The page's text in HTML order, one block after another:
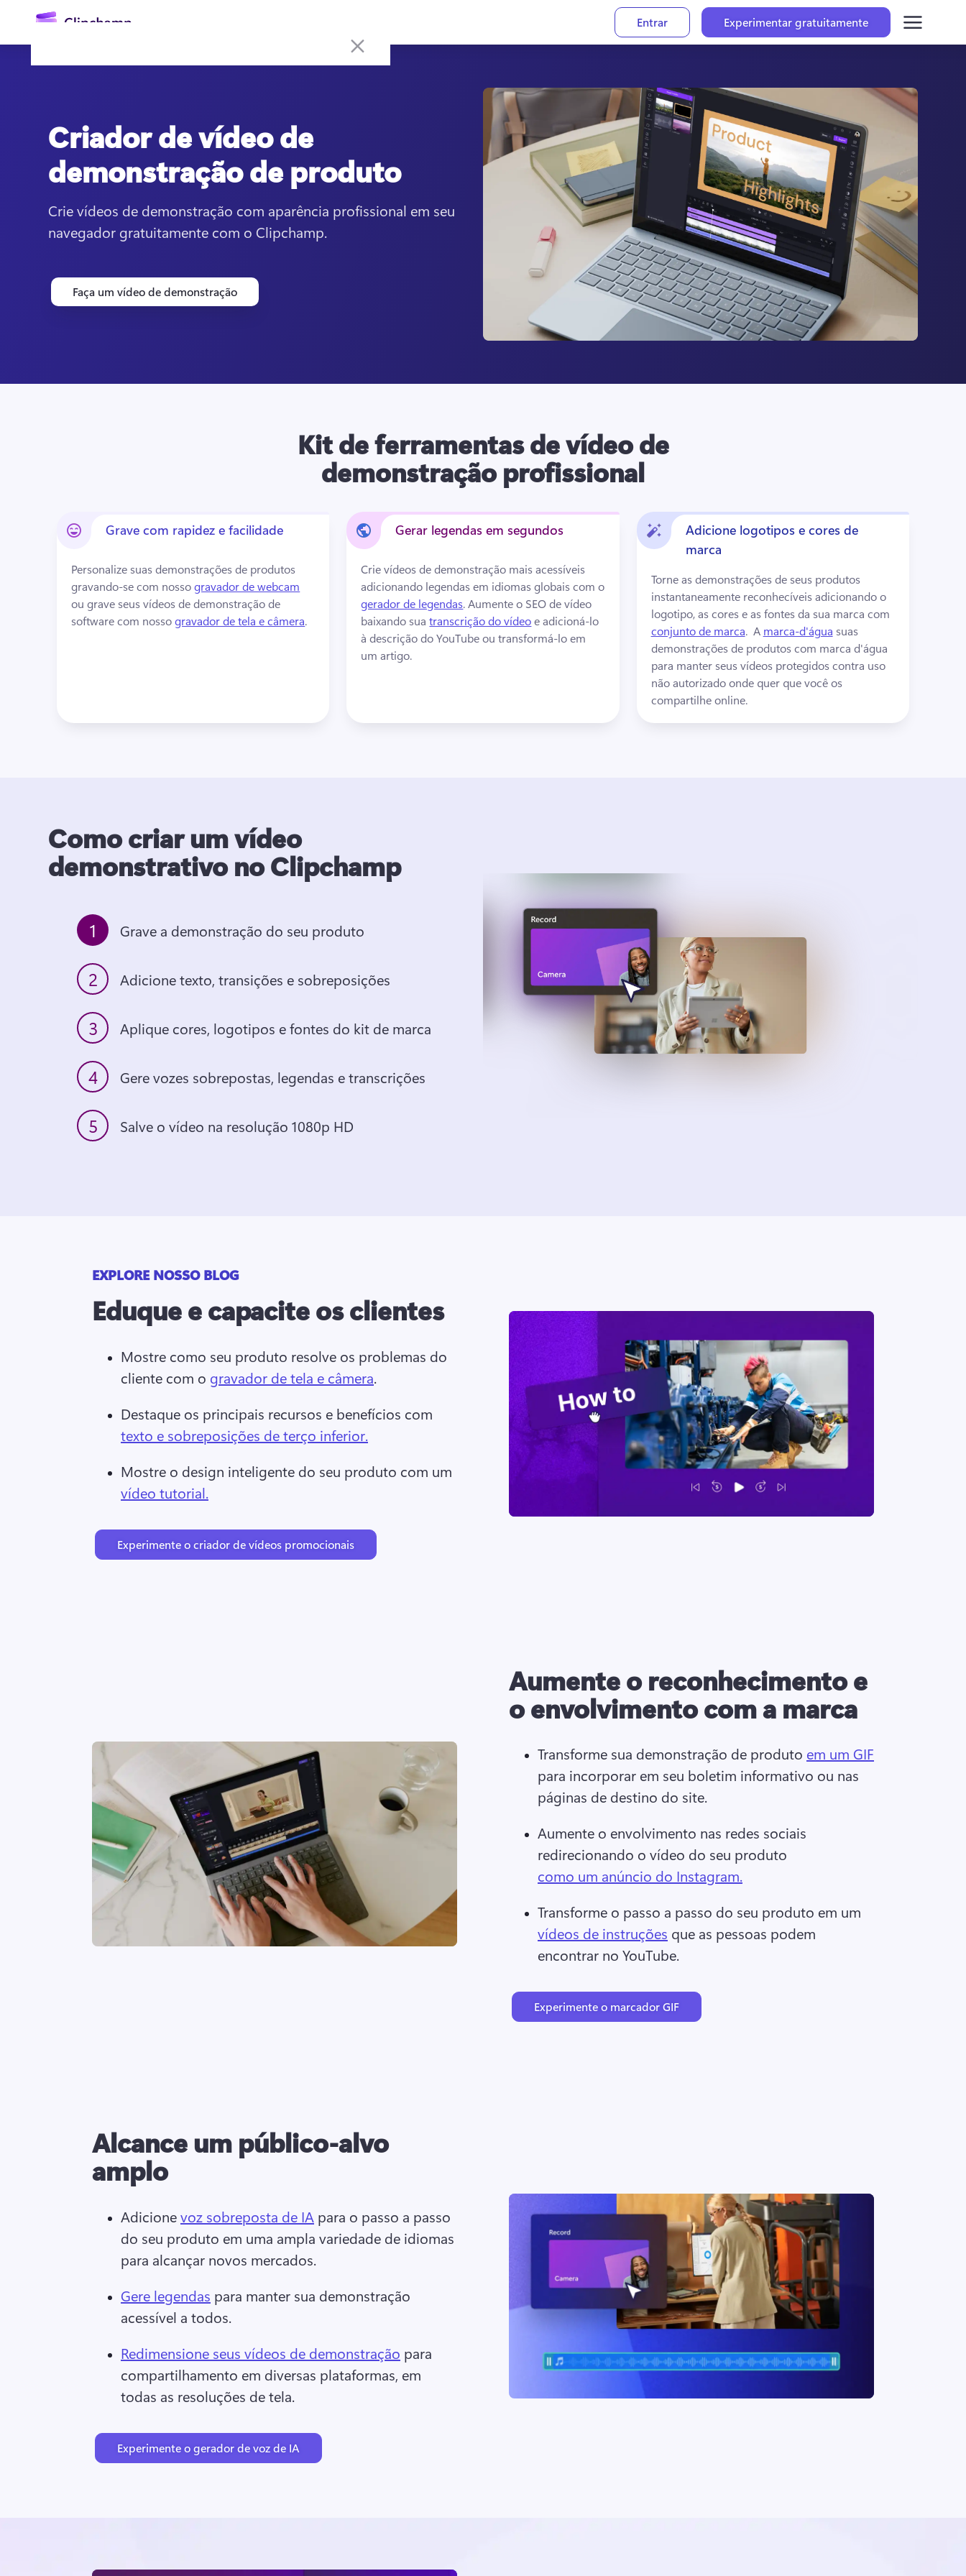
conteúdo
Entrar Experimentar gratuitamente
Entrar
Experimentar gratuitamente
Criador de vídeo de
demonstração de produto
Crie vídeos de demonstração com aparência profissional em seu
navegador gratuitamente com o Clipchamp.
Faça um vídeo de demonstração
Kit de ferramentas de vídeo de
demonstração profissional
Grave com rapidez e facilidade
Personalize suas demonstrações de produtos
gravando-se com nosso gravador de webcam
ou grave seus vídeos de demonstração de
software com nosso gravador de tela e câmera.
Gerar legendas em segundos
Crie vídeos de demonstração mais acessíveis
gerador de legendas. Aumente o SEO de vídeo
baixando sua transcrição do vídeo e adicioná-lo
à descrição do YouTube ou transformá-lo em
um artigo.
Adicione logotipos e cores de
marca
Torne as demonstrações de seus produtos
instantaneamente reconhecíveis adicionando o
logotipo, as cores e as fontes da sua marca com
conjunto de marca. A marca-d'água suas
demonstrações de produtos com marca d'água
para manter seus vídeos protegidos contra uso
não autorizado onde quer que você os
compartilhe online.
Como criar um vídeo
demonstrativo no Clipchamp
1 Grave a demonstração do seu produto
2
3
4
5
EXPLORE NOSSO BLOG
Eduque e capacite os clientes
Mostre como seu produto resolve os problemas do
cliente com o gravador de tela e câmera.
Destaque os principais recursos e benefícios com
texto e sobreposições de terço inferior.
Mostre o design inteligente do seu produto com um
vídeo tutorial.
Experimente o criador de vídeos promocionais
Aumente o reconhecimento e
o envolvimento com a marca
Transforme sua demonstração de produto em um GIF
para incorporar em seu boletim informativo ou nas
páginas de destino do site.
Aumente o envolvimento nas redes sociais
redirecionando o vídeo do seu produto
como um anúncio do Instagram.
Transforme o passo a passo do seu produto em um
vídeos de instruções que as pessoas podem
encontrar no YouTube.
Experimente o marcador GIF
Alcance um público-alvo
amplo
Adicione voz sobreposta de IA para o passo a passo
do seu produto em uma ampla variedade de idiomas
para alcançar novos mercados.
Gere legendas para manter sua demonstração
acessível a todos.
Redimensione seus vídeos de demonstração para
compartilhamento em diversas plataformas, em
todas as resoluções de tela.
Experimente o gerador de voz de IA